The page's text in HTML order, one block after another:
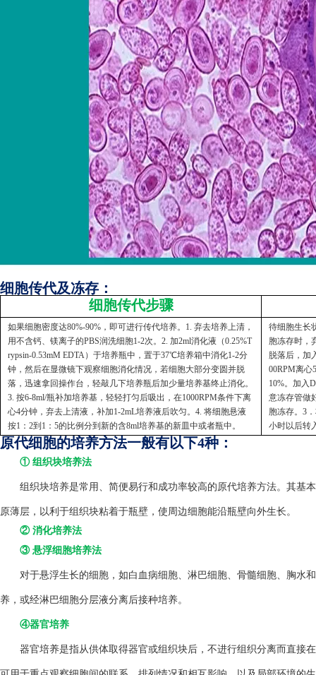
细胞传代及冻存：
细胞传代步骤
如果细胞密度达80%-90%，即可进行传代培养。1. 弃去培养上清，
用不含钙、镁离子的PBS润洗细胞1-2次。2. 加2ml消化液（0.25%T
rypsin-0.53mM EDTA）于培养瓶中，置于37℃培养箱中消化1-2分
钟，然后在显微镜下观察细胞消化情况，若细胞大部分变圆并脱
落，迅速拿回操作台，轻敲几下培养瓶后加少量培养基终止消化。
3. 按6-8ml/瓶补加培养基，轻轻打匀后吸出，在1000RPM条件下离
心4分钟，弃去上清液，补加1-2mL培养液后吹匀。4. 将细胞悬液
按1：2到1：5的比例分到新的含8ml培养基的新皿中或者瓶中。
待细胞生长
胞冻存时，
脱落后，加
00RPM离心
10%。加入
意冻存管做
胞冻存。3
小时以后转
原代细胞的培养方法一般有以下4种：
① 组织块培养法
组织块培养是常用、简便易行和成功率较高的原代培养方法。其基
原薄层，以利于组织块粘着于瓶壁，使周边细胞能沿瓶壁向外生长。
② 消化培养法
③ 悬浮细胞培养法
对于悬浮生长的细胞，如白血病细胞、淋巴细胞、骨髓细胞、胸水
养，或经淋巴细胞分层液分离后接种培养。
④器官培养
器官培养是指从供体取得器官或组织块后，不进行组织分离而直接